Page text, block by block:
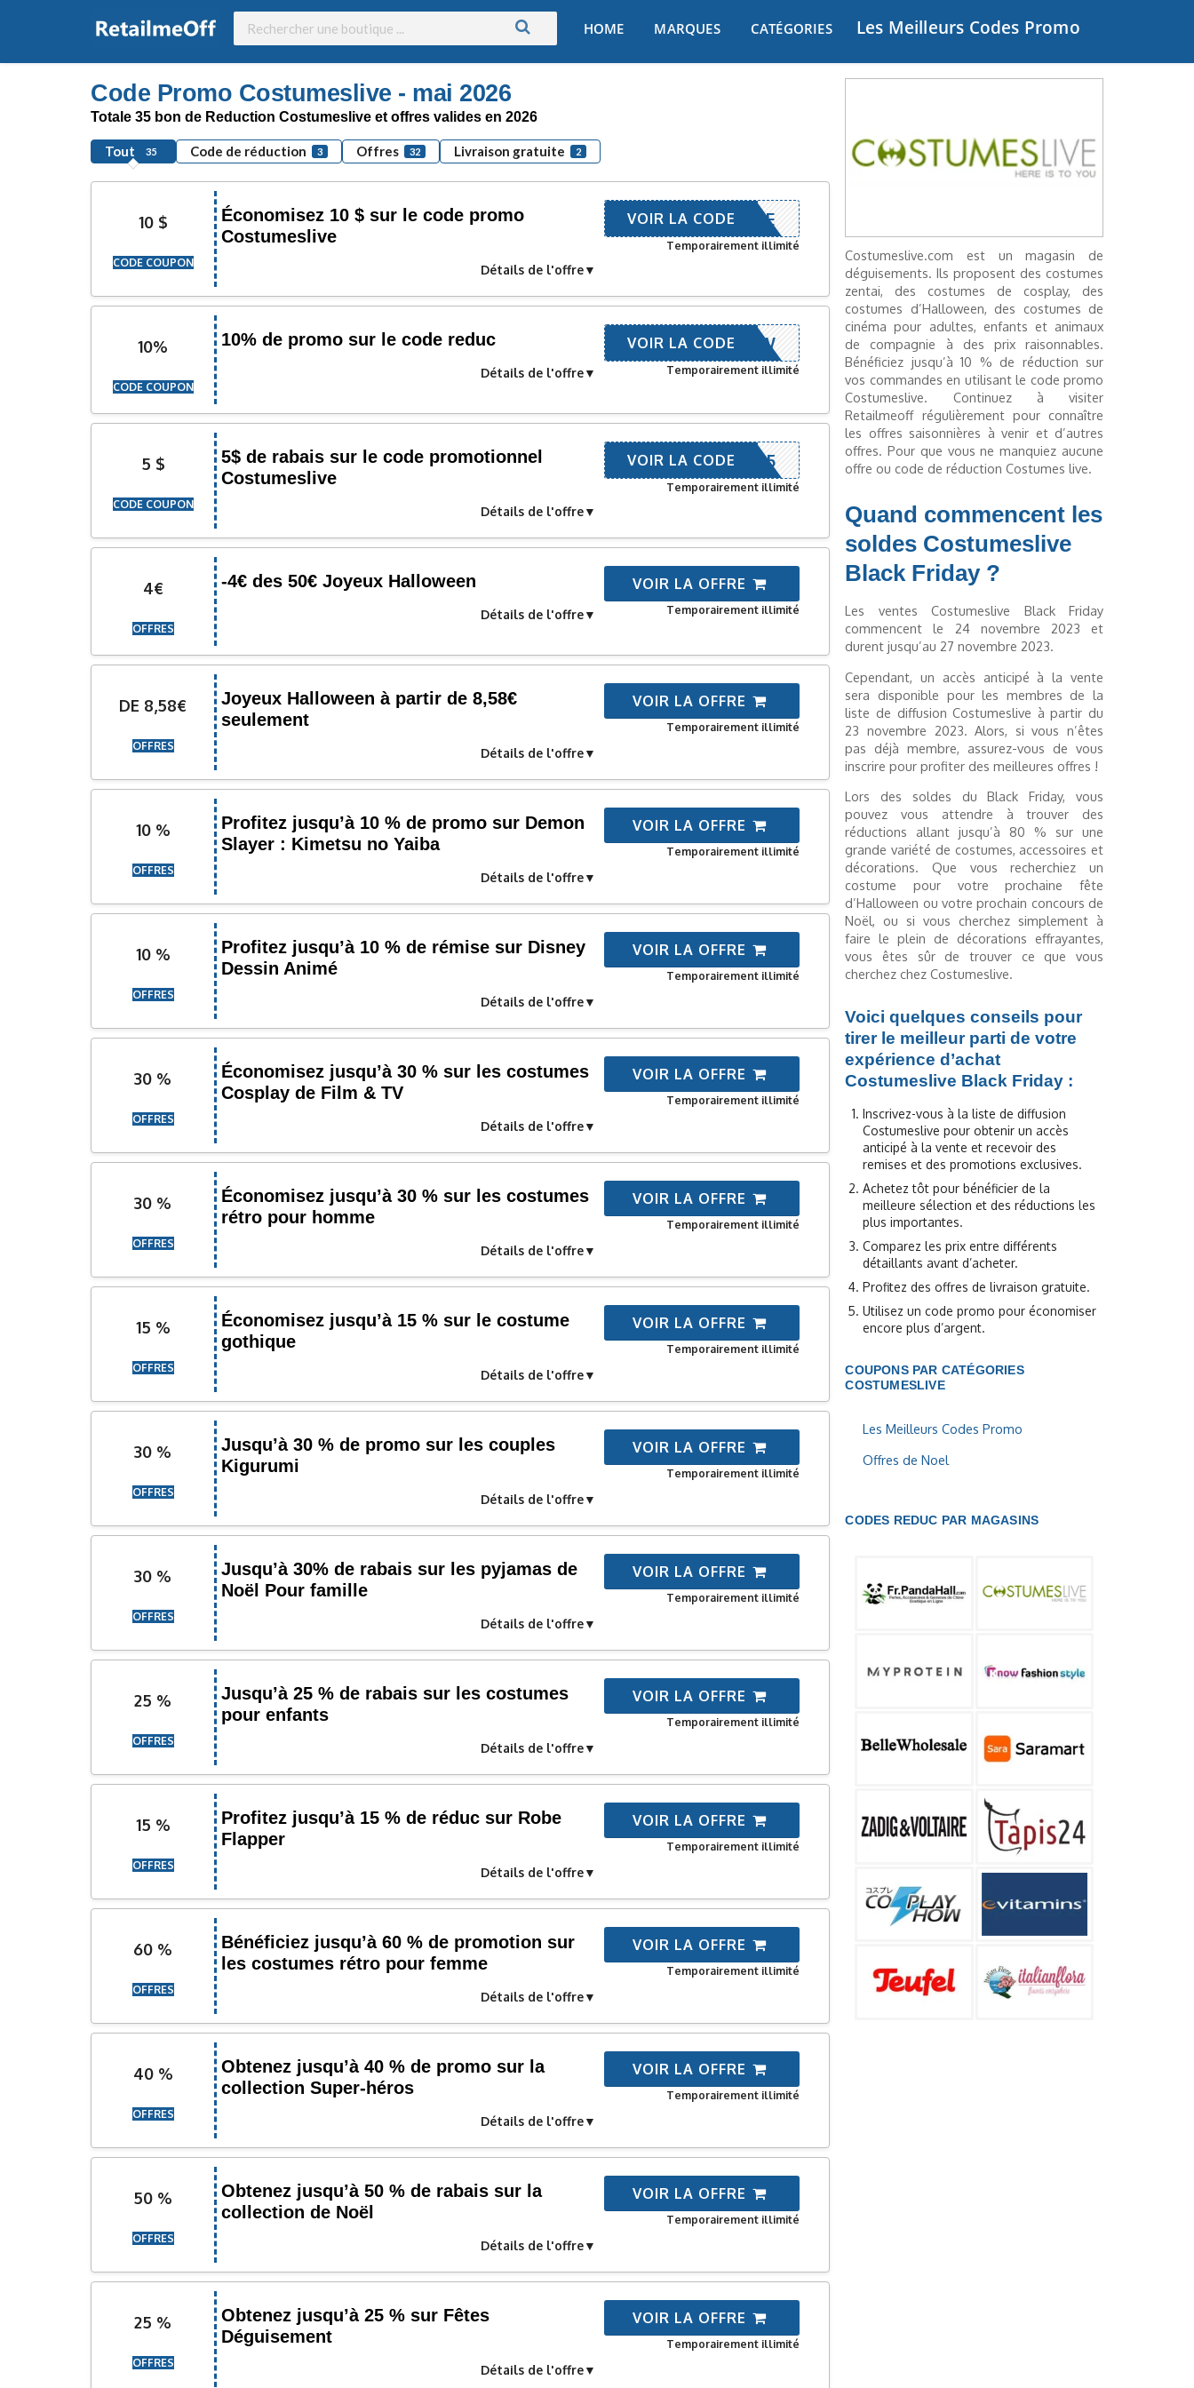
HOME MARQUES CATÉGORIES Les Meilleurs Codes Promo
Code Promo Costumeslive - mai 2026
Totale 35 bon de Reduction Costumeslive et offres valides en 2026
Tout 35 Code de réduction 3 Offres 32 Livraison gratuite 2
10 $
CODE COUPON
Économisez 10 $ sur le code promo
Costumeslive
Détails de l'offre
UMESLIVE
VOIR LA CODE
Temporairement illimité
10%
CODE COUPON
10% de promo sur le code reduc
Détails de l'offre
CTEDMNEW
VOIR LA CODE
Temporairement illimité
5 $
CODE COUPON
5$ de rabais sur le code promotionnel
Costumeslive
Détails de l'offre
BF5
VOIR LA CODE
Temporairement illimité
4€
OFFRES
-4€ des 50€ Joyeux Halloween
Détails de l'offre
VOIR LA OFFRE
Temporairement illimité
DE 8,58€
OFFRES
Joyeux Halloween à partir de 8,58€
seulement
Détails de l'offre
VOIR LA OFFRE
Temporairement illimité
10 %
OFFRES
Profitez jusqu’à 10 % de promo sur Demon
Slayer : Kimetsu no Yaiba
Détails de l'offre
VOIR LA OFFRE
Temporairement illimité
10 %
OFFRES
Profitez jusqu’à 10 % de rémise sur Disney
Dessin Animé
Détails de l'offre
VOIR LA OFFRE
Temporairement illimité
30 %
OFFRES
Économisez jusqu’à 30 % sur les costumes
Cosplay de Film & TV
Détails de l'offre
VOIR LA OFFRE
Temporairement illimité
30 %
OFFRES
Économisez jusqu’à 30 % sur les costumes
rétro pour homme
Détails de l'offre
VOIR LA OFFRE
Temporairement illimité
15 %
OFFRES
Économisez jusqu’à 15 % sur le costume
gothique
Détails de l'offre
VOIR LA OFFRE
Temporairement illimité
30 %
OFFRES
Jusqu’à 30 % de promo sur les couples
Kigurumi
Détails de l'offre
VOIR LA OFFRE
Temporairement illimité
30 %
OFFRES
Jusqu’à 30% de rabais sur les pyjamas de
Noël Pour famille
Détails de l'offre
VOIR LA OFFRE
Temporairement illimité
25 %
OFFRES
Jusqu’à 25 % de rabais sur les costumes
pour enfants
Détails de l'offre
VOIR LA OFFRE
Temporairement illimité
15 %
OFFRES
Profitez jusqu’à 15 % de réduc sur Robe
Flapper
Détails de l'offre
VOIR LA OFFRE
Temporairement illimité
60 %
OFFRES
Bénéficiez jusqu’à 60 % de promotion sur
les costumes rétro pour femme
Détails de l'offre
VOIR LA OFFRE
Temporairement illimité
40 %
OFFRES
Obtenez jusqu’à 40 % de promo sur la
collection Super-héros
Détails de l'offre
VOIR LA OFFRE
Temporairement illimité
50 %
OFFRES
Obtenez jusqu’à 50 % de rabais sur la
collection de Noël
Détails de l'offre
VOIR LA OFFRE
Temporairement illimité
25 %
OFFRES
Obtenez jusqu’à 25 % sur Fêtes
Déguisement
Détails de l'offre
VOIR LA OFFRE
Temporairement illimité
Costumeslive.com est un magasin de
déguisements. Ils proposent des costumes
zentai, des costumes de cosplay, des
costumes d’Halloween, des costumes de
cinéma pour adultes, enfants et animaux
de compagnie à des prix raisonnables.
Bénéficiez jusqu’à 10 % de réduction sur
vos commandes en utilisant le code promo
Costumeslive. Continuez à visiter
Retailmeoff régulièrement pour connaître
les offres saisonnières à venir et d’autres
offres. Pour que vous ne manquiez aucune
offre ou code de réduction Costumes live.
Quand commencent les
soldes Costumeslive
Black Friday ?
Les ventes Costumeslive Black Friday
commencent le 24 novembre 2023 et
durent jusqu’au 27 novembre 2023.
Cependant, un accès anticipé à la vente
sera disponible pour les membres de la
liste de diffusion Costumeslive à partir du
23 novembre 2023. Alors, si vous n’êtes
pas déjà membre, assurez-vous de vous
inscrire pour profiter des meilleures offres !
Lors des soldes du Black Friday, vous
pouvez vous attendre à trouver des
réductions allant jusqu’à 80 % sur une
grande variété de costumes, accessoires et
décorations. Que vous recherchiez un
costume pour votre prochaine fête
d’Halloween ou votre prochain concours de
Noël, ou si vous cherchez simplement à
faire le plein de décorations effrayantes,
vous êtes sûr de trouver ce que vous
cherchez chez Costumeslive.
Voici quelques conseils pour
tirer le meilleur parti de votre
expérience d’achat
Costumeslive Black Friday :
Inscrivez-vous à la liste de diffusion
Costumeslive pour obtenir un accès
anticipé à la vente et recevoir des
remises et des promotions exclusives.
Achetez tôt pour bénéficier de la
meilleure sélection et des réductions les
plus importantes.
Comparez les prix entre différents
détaillants avant d’acheter.
Profitez des offres de livraison gratuite.
Utilisez un code promo pour économiser
encore plus d’argent.
COUPONS PAR CATÉGORIES
COSTUMESLIVE
Les Meilleurs Codes Promo
Offres de Noel
CODES REDUC PAR MAGASINS